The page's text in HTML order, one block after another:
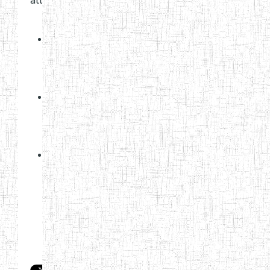
Downloads)
013_26_eco_interim_ces_20_jan_2026.pdf
(220
Downloads)
(305
Downloads)
012-
(395
Downloads)